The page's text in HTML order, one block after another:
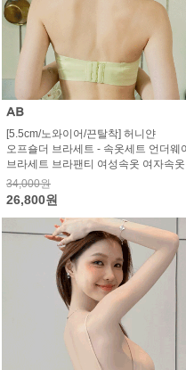
[5.5cm/노와이어/끈탈착] 허니얀
오프숄더 브라세트 - 속옷세트 언더웨
브라세트 브라팬티 여성속옷 여자속옷
34,000원
26,800원